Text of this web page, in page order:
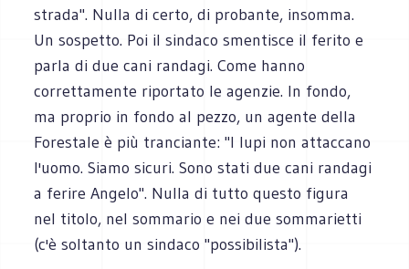
strada". Nulla di certo, di probante, insomma.
Un sospetto. Poi il sindaco smentisce il ferito e
parla di due cani randagi. Come hanno
correttamente riportato le agenzie. In fondo,
ma proprio in fondo al pezzo, un agente della
Forestale è più tranciante: "I lupi non attaccano
l'uomo. Siamo sicuri. Sono stati due cani randagi
a ferire Angelo". Nulla di tutto questo figura
nel titolo, nel sommario e nei due sommarietti
(c'è soltanto un sindaco "possibilista").